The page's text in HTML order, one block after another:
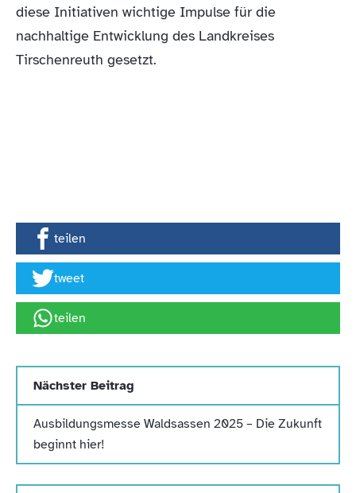
diese Initiativen wichtige Impulse für die
nachhaltige Entwicklung des Landkreises
Tirschenreuth gesetzt.
teilen
tweet
teilen
Nächster Beitrag
Ausbildungsmesse Waldsassen 2025 – Die Zukunft
beginnt hier!